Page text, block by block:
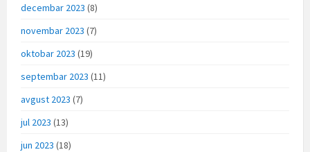
decembar 2023 (8)
novembar 2023 (7)
oktobar 2023 (19)
septembar 2023 (11)
avgust 2023 (7)
jul 2023 (13)
jun 2023 (18)